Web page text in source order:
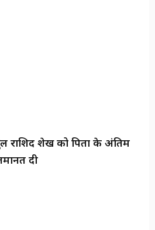
राशिद शेख को पिता के अंतिम
दी